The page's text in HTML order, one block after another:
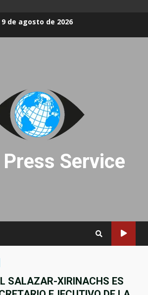
9 de agosto de 2026
Service
SALAZAR-XIRINACHS ES